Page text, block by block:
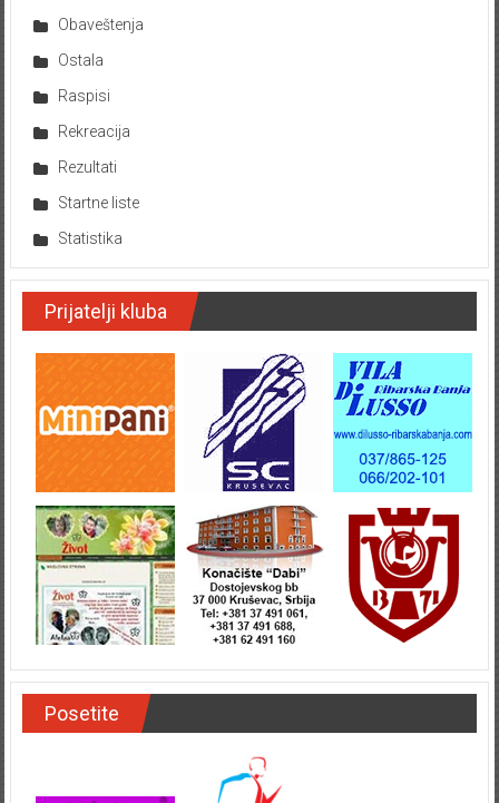
Obaveštenja
Ostala
Raspisi
Rekreacija
Rezultati
Startne liste
Statistika
Prijatelji kluba
Posetite